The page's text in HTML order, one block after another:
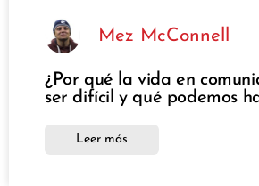
Mez McConnell
¿Por qué la vida en
ser difícil y qué podemos
Leer más